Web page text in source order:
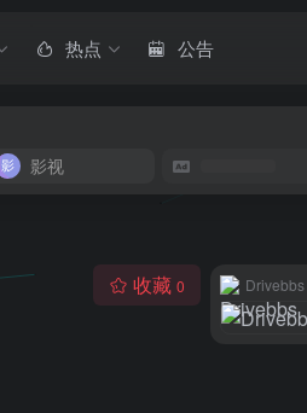
热点 公告
影视
收藏 0 Drivebbs